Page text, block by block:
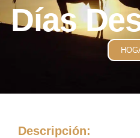
Días
Descripción: